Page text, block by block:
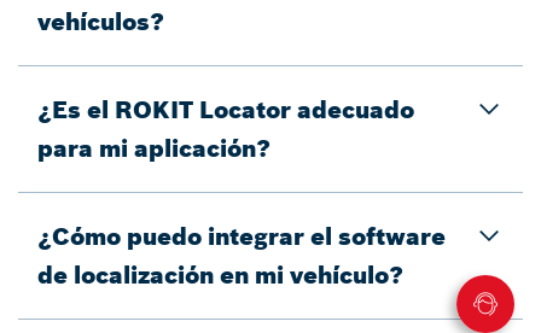
vehículos?
¿Es el ROKIT Locator adecuado
para mi aplicación?
¿Cómo puedo integrar el software
de localización en mi vehículo?